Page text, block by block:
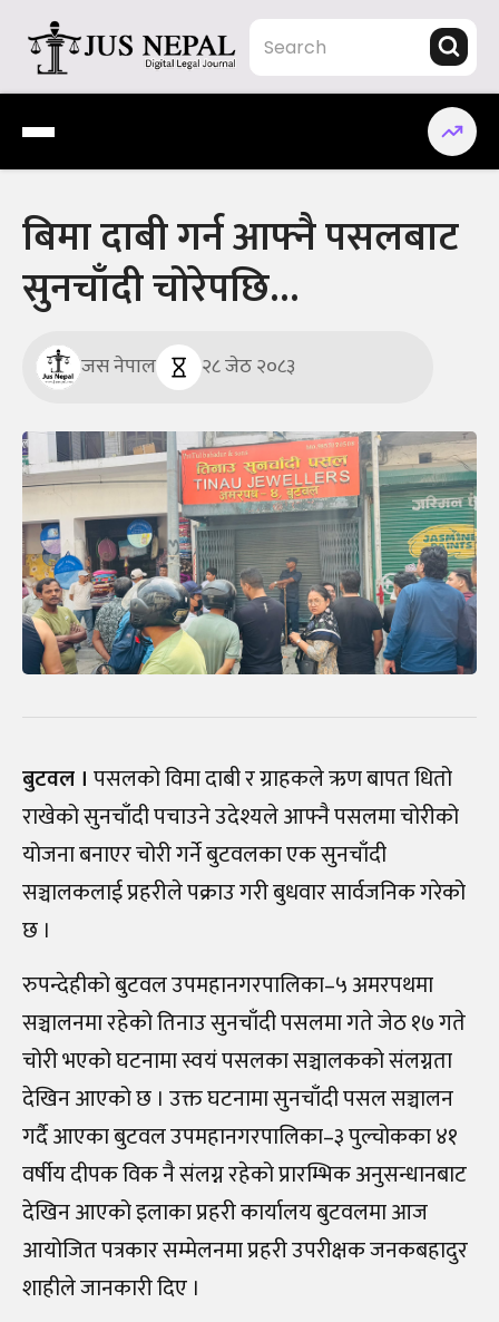
content
Jus Nepal | www.jusnepal.com
Digital Legal Journal
बिमा दाबी गर्न आफ्नै पसलबाट
सुनचाँदी चोरेपछि…
जस नेपाल २८ जेठ २०८३
बुटवल । पसलको विमा दाबी र ग्राहकले ऋण बापत धितो
राखेको सुनचाँदी पचाउने उदेश्यले आफ्नै पसलमा चोरीको
योजना बनाएर चोरी गर्ने बुटवलका एक सुनचाँदी
सञ्चालकलाई प्रहरीले पक्राउ गरी बुधवार सार्वजनिक गरेको
छ ।
रुपन्देहीको बुटवल उपमहानगरपालिका–५ अमरपथमा
सञ्चालनमा रहेको तिनाउ सुनचाँदी पसलमा गते जेठ १७ गते
चोरी भएको घटनामा स्वयं पसलका सञ्चालकको संलग्नता
देखिन आएको छ । उक्त घटनामा सुनचाँदी पसल सञ्चालन
गर्दै आएका बुटवल उपमहानगरपालिका–३ पुल्चोकका ४१
वर्षीय दीपक विक नै संलग्न रहेको प्रारम्भिक अनुसन्धानबाट
देखिन आएको इलाका प्रहरी कार्यालय बुटवलमा आज
आयोजित पत्रकार सम्मेलनमा प्रहरी उपरीक्षक जनकबहादुर
शाहीले जानकारी दिए ।